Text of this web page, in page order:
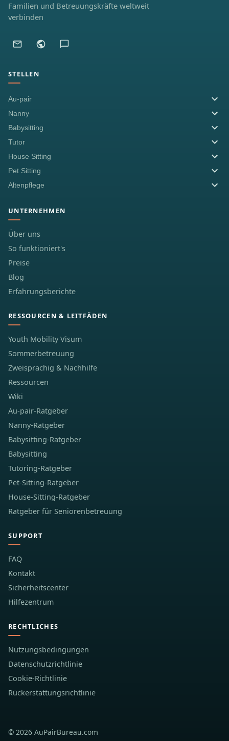
Familien und Betreuungskräfte weltweit
verbinden
STELLEN
Au-pair
Nanny
Babysitting
Tutor
House Sitting
Pet Sitting
Altenpflege
UNTERNEHMEN
Über uns
So funktioniert's
Preise
Blog
Erfahrungsberichte
RESSOURCEN & LEITFÄDEN
Youth Mobility Visum
Sommerbetreuung
Zweisprachig & Nachhilfe
Ressourcen
Wiki
Au-pair-Ratgeber
Nanny-Ratgeber
Babysitting-Ratgeber
Babysitting
Tutoring-Ratgeber
Pet-Sitting-Ratgeber
House-Sitting-Ratgeber
Ratgeber für Seniorenbetreuung
SUPPORT
FAQ
Kontakt
Sicherheitscenter
Hilfezentrum
RECHTLICHES
Nutzungsbedingungen
Datenschutzrichtlinie
Cookie-Richtlinie
Rückerstattungsrichtlinie
© 2026 AuPairBureau.com